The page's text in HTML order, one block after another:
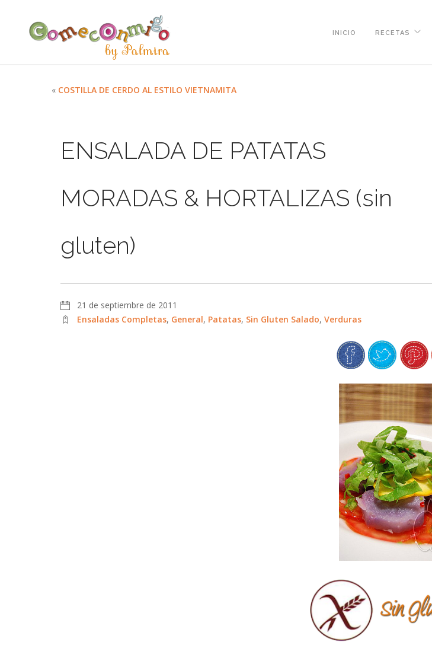
INICIO RECETAS
« COSTILLA DE CERDO AL ESTILO VIETNAMITA
ENSALADA DE PATATAS
MORADAS & HORTALIZAS (sin
gluten)
21 de septiembre de 2011
Ensaladas Completas, General, Patatas, Sin Gluten Salado, Verduras